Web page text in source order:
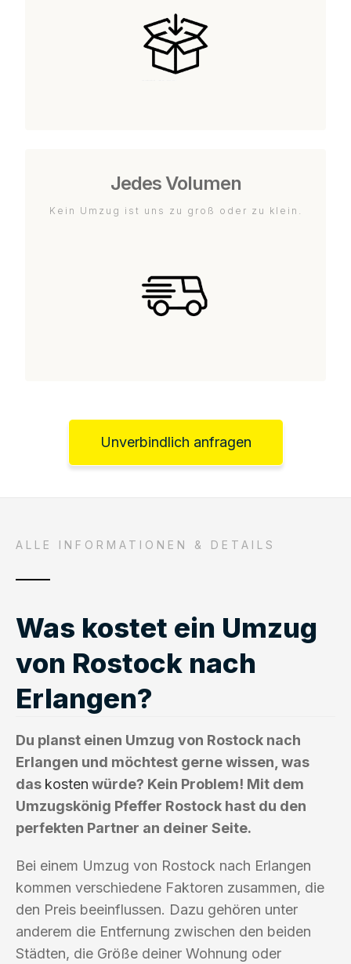
Jedes Volumen
Kein Umzug ist uns zu groß oder zu klein.
Unverbindlich anfragen
ALLE INFORMATIONEN & DETAILS
Was kostet ein Umzug
von Rostock nach
Erlangen?
Du planst einen Umzug von Rostock nach
Erlangen und möchtest gerne wissen, was
das kosten würde? Kein Problem! Mit dem
Umzugskönig Pfeffer Rostock hast du den
perfekten Partner an deiner Seite.
Bei einem Umzug von Rostock nach Erlangen
kommen verschiedene Faktoren zusammen, die
den Preis beeinflussen. Dazu gehören unter
anderem die Entfernung zwischen den beiden
Städten, die Größe deiner Wohnung oder